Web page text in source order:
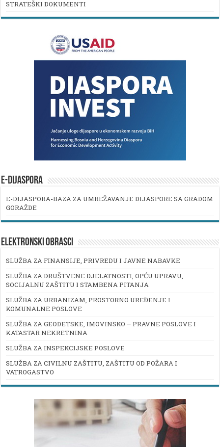
STRATEŠKI DOKUMENTI
E-DIJASPORA
E-DIJASPORA-BAZA ZA UMREŽAVANJE DIJASPORE SA GRADOM
GORAŽDE
ELEKTRONSKI OBRASCI
SLUŽBA ZA FINANSIJE, PRIVREDU I JAVNE NABAVKE
SLUŽBA ZA DRUŠTVENE DJELATNOSTI, OPĆU UPRAVU,
SOCIJALNU ZAŠTITU I STAMBENA PITANJA
SLUŽBA ZA URBANIZAM, PROSTORNO UREĐENJE I
KOMUNALNE POSLOVE
SLUŽBA ZA GEODETSKE, IMOVINSKO – PRAVNE POSLOVE I
KATASTAR NEKRETNINA
SLUŽBA ZA INSPEKCIJSKE POSLOVE
SLUŽBA ZA CIVILNU ZAŠTITU, ZAŠTITU OD POŽARA I
VATROGASTVO